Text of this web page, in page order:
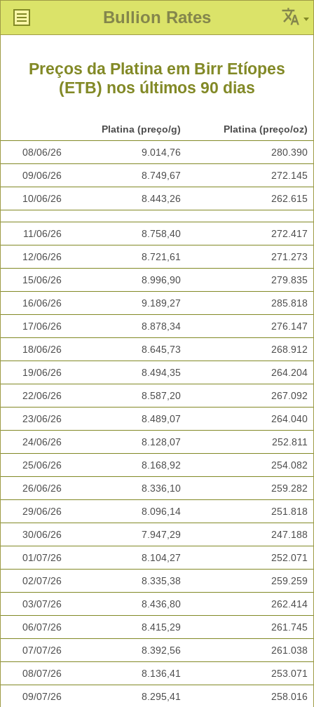
Bullion Rates
Preços da Platina em Birr Etíopes
(ETB) nos últimos 90 dias
Platina (preço/g) Platina (preço/oz)
08/06/26 9.014,76 280.390
09/06/26 8.749,67 272.145
10/06/26 8.443,26 262.615
11/06/26 8.758,40 272.417
12/06/26 8.721,61 271.273
15/06/26 8.996,90 279.835
16/06/26 9.189,27 285.818
17/06/26 8.878,34 276.147
18/06/26 8.645,73 268.912
19/06/26 8.494,35 264.204
22/06/26 8.587,20 267.092
23/06/26 8.489,07 264.040
24/06/26 8.128,07 252.811
25/06/26 8.168,92 254.082
26/06/26 8.336,10 259.282
29/06/26 8.096,14 251.818
30/06/26 7.947,29 247.188
01/07/26 8.104,27 252.071
02/07/26 8.335,38 259.259
03/07/26 8.436,80 262.414
06/07/26 8.415,29 261.745
07/07/26 8.392,56 261.038
08/07/26 8.136,41 253.071
09/07/26 8.295,41 258.016